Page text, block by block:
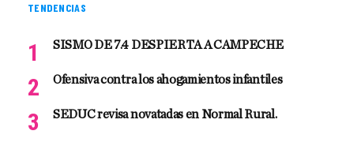
TENDENCIAS
SISMO DE 7.4 DESPIERTA A CAMPECHE
Ofensiva contra los ahogamientos infantiles
SEDUC revisa novatadas en Normal Rural.